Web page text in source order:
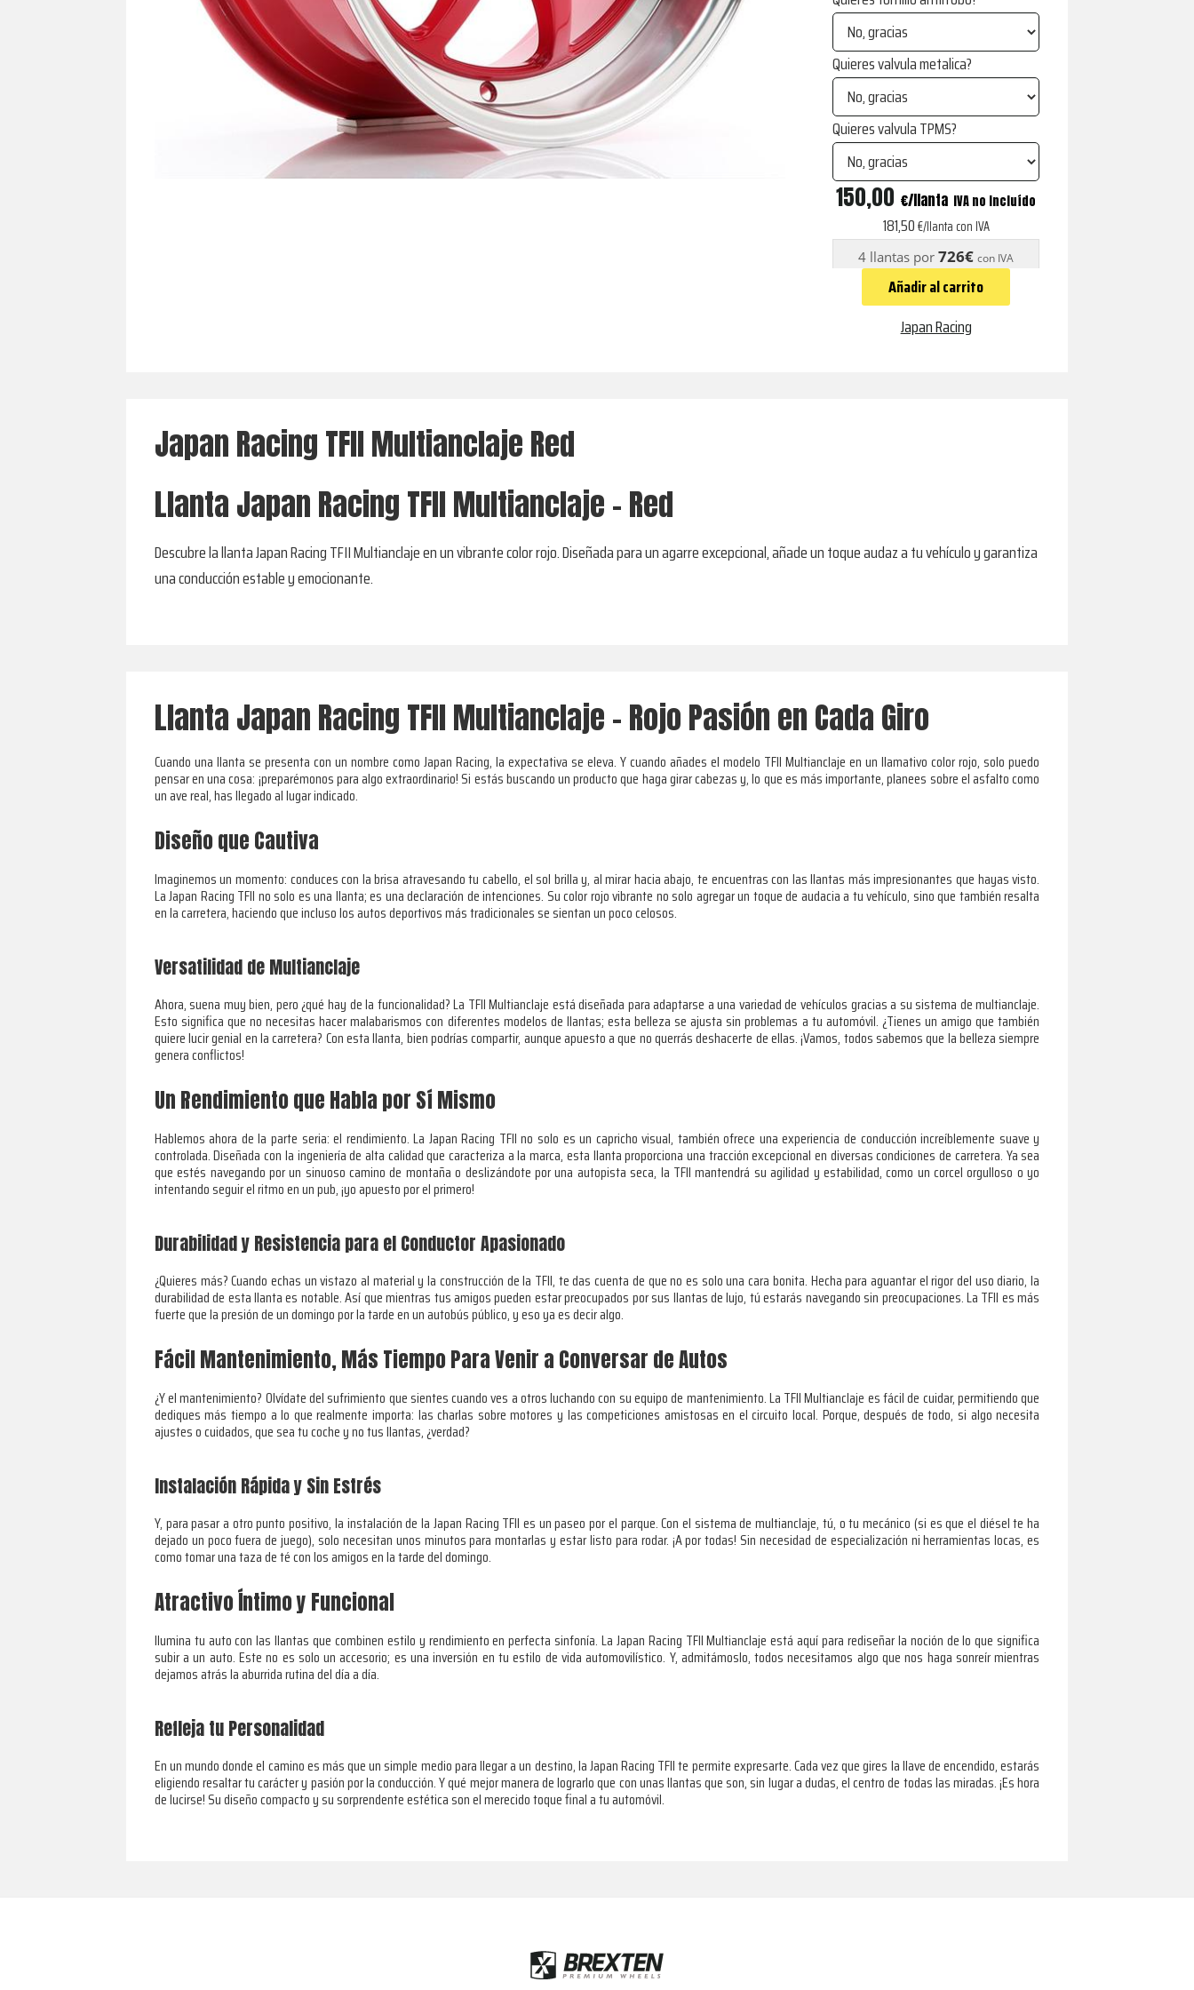
Quieres valvula metalica?
Quieres valvula TPMS?
TFII
Multianclaje
Red
cantidad
150,00 € IVA no incluído
181,50€/llanta con IVA
4 llantas por726€ con IVA
Añadir al carrito
Japan Racing
Japan Racing TFII Multianclaje Red
Llanta Japan Racing TFII Multianclaje - Red
Descubre la llanta Japan Racing TFII Multianclaje en un vibrante color rojo. Diseñada para un agarre excepcional, añade un toque audaz a tu vehículo y garantiza
una conducción estable y emocionante.
Llanta Japan Racing TFII Multianclaje – Rojo Pasión en Cada Giro
Cuando una llanta se presenta con un nombre como Japan Racing, la expectativa se eleva. Y cuando añades el modelo TFII Multianclaje en un llamativo color rojo, solo puedo
pensar en una cosa: ¡preparémonos para algo extraordinario! Si estás buscando un producto que haga girar cabezas y, lo que es más importante, planees sobre el asfalto como
un ave real, has llegado al lugar indicado.
Diseño que Cautiva
Imaginemos un momento: conduces con la brisa atravesando tu cabello, el sol brilla y, al mirar hacia abajo, te encuentras con las llantas más impresionantes que hayas visto.
La Japan Racing TFII no solo es una llanta; es una declaración de intenciones. Su color rojo vibrante no solo agregar un toque de audacia a tu vehículo, sino que también resalta
en la carretera, haciendo que incluso los autos deportivos más tradicionales se sientan un poco celosos.
Versatilidad de Multianclaje
Ahora, suena muy bien, pero ¿qué hay de la funcionalidad? La TFII Multianclaje está diseñada para adaptarse a una variedad de vehículos gracias a su sistema de multianclaje.
Esto significa que no necesitas hacer malabarismos con diferentes modelos de llantas; esta belleza se ajusta sin problemas a tu automóvil. ¿Tienes un amigo que también
quiere lucir genial en la carretera? Con esta llanta, bien podrías compartir, aunque apuesto a que no querrás deshacerte de ellas. ¡Vamos, todos sabemos que la belleza siempre
genera conflictos!
Un Rendimiento que Habla por Sí Mismo
Hablemos ahora de la parte seria: el rendimiento. La Japan Racing TFII no solo es un capricho visual, también ofrece una experiencia de conducción increíblemente suave y
controlada. Diseñada con la ingeniería de alta calidad que caracteriza a la marca, esta llanta proporciona una tracción excepcional en diversas condiciones de carretera. Ya sea
que estés navegando por un sinuoso camino de montaña o deslizándote por una autopista seca, la TFII mantendrá su agilidad y estabilidad, como un corcel orgulloso o yo
intentando seguir el ritmo en un pub, ¡yo apuesto por el primero!
Durabilidad y Resistencia para el Conductor Apasionado
¿Quieres más? Cuando echas un vistazo al material y la construcción de la TFII, te das cuenta de que no es solo una cara bonita. Hecha para aguantar el rigor del uso diario, la
durabilidad de esta llanta es notable. Así que mientras tus amigos pueden estar preocupados por sus llantas de lujo, tú estarás navegando sin preocupaciones. La TFII es más
fuerte que la presión de un domingo por la tarde en un autobús público, y eso ya es decir algo.
Fácil Mantenimiento, Más Tiempo Para Venir a Conversar de Autos
¿Y el mantenimiento? Olvídate del sufrimiento que sientes cuando ves a otros luchando con su equipo de mantenimiento. La TFII Multianclaje es fácil de cuidar, permitiendo que
dediques más tiempo a lo que realmente importa: las charlas sobre motores y las competiciones amistosas en el circuito local. Porque, después de todo, si algo necesita
ajustes o cuidados, que sea tu coche y no tus llantas, ¿verdad?
Instalación Rápida y Sin Estrés
Y, para pasar a otro punto positivo, la instalación de la Japan Racing TFII es un paseo por el parque. Con el sistema de multianclaje, tú, o tu mecánico (si es que el diésel te ha
dejado un poco fuera de juego), solo necesitan unos minutos para montarlas y estar listo para rodar. ¡A por todas! Sin necesidad de especialización ni herramientas locas, es
como tomar una taza de té con los amigos en la tarde del domingo.
Atractivo Íntimo y Funcional
Ilumina tu auto con las llantas que combinen estilo y rendimiento en perfecta sinfonía. La Japan Racing TFII Multianclaje está aquí para rediseñar la noción de lo que significa
subir a un auto. Este no es solo un accesorio; es una inversión en tu estilo de vida automovilístico. Y, admitámoslo, todos necesitamos algo que nos haga sonreír mientras
dejamos atrás la aburrida rutina del día a día.
Refleja tu Personalidad
En un mundo donde el camino es más que un simple medio para llegar a un destino, la Japan Racing TFII te permite expresarte. Cada vez que gires la llave de encendido, estarás
eligiendo resaltar tu carácter y pasión por la conducción. Y qué mejor manera de lograrlo que con unas llantas que son, sin lugar a dudas, el centro de todas las miradas. ¡Es hora
de lucirse! Su diseño compacto y su sorprendente estética son el merecido toque final a tu automóvil.